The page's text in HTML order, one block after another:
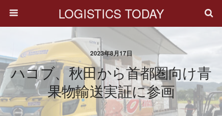
LOGISTICS TODAY
2023年8月17日
ハコブ、秋田から首都圏向け青
果物輸送実証に参画